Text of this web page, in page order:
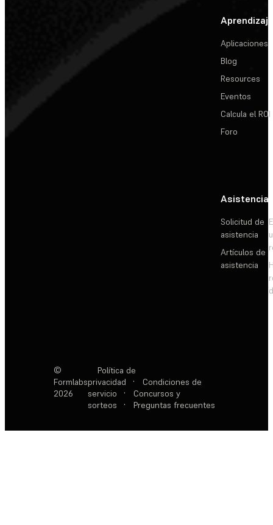
Aprendizaje
Aplicaciones
Blog
Resources
Eventos
Calcula el ROI
Foro
Asistencia
Solicitud de
asistencia
Artículos de
asistencia
©
Formlabs
2026
Política de
privacidad
·
Condiciones de
servicio
·
Concursos y
sorteos
· Preguntas frecuentes